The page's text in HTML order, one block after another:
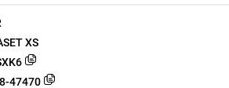
XS
47470